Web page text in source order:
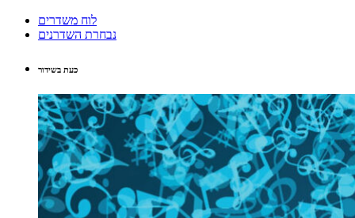
לוח משדרים
נבחרת השדרנים
כעת בשידור